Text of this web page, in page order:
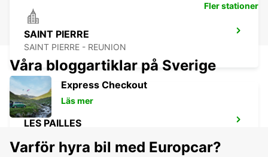
SAINT PIERRE
SAINT PIERRE - REUNION
LES PAILLES
Fler stationer
Våra bloggartiklar på Sverige
Express Checkout
Läs mer
Varför hyra bil med Europcar?